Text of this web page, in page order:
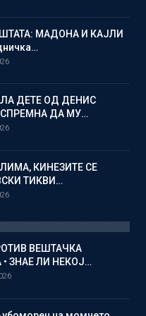
МАДОНА И КАЈЛИ
ДЕТЕ ОД ДЕНИС
ДА МУ…
КИНЕЗИТЕ СЕ
ТИКВИ…
ВЕШТАЧКА
ЗНАЕ ЛИ НЕКОЈ…